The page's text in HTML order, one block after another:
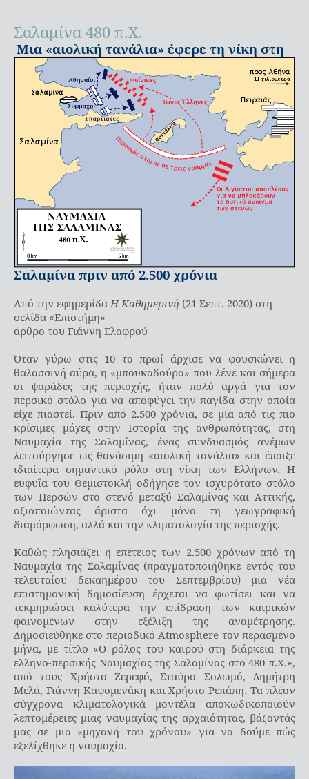
Σαλαμίνα 480 π.Χ.
Μια «αιολική τανάλια» έφερε τη νίκη στη
Σαλαμίνα πριν από 2.500 χρόνια
Από την εφημερίδαΗ Καθημερινή (21 Σεπτ. 2020) στη
σελίδα «Επιστήμη»
άρθρο του Γιάννη Ελαφρού
Όταν γύρω στις 10 το πρωί άρχισε να φουσκώνει η
θαλασσινή αύρα, η «μπουκαδούρα» που λένε και σήμερα
οι ψαράδες της περιοχής, ήταν πολύ αργά για τον
περσικό στόλο για να αποφύγει την παγίδα στην οποία
είχε πιαστεί. Πριν από 2.500 χρόνια, σε μία από τις πιο
κρίσιμες μάχες στην Ιστορία της ανθρωπότητας, στη
Ναυμαχία της Σαλαμίνας, ένας συνδυασμός ανέμων
λειτούργησε ως θανάσιμη «αιολική τανάλια» και έπαιξε
ιδιαίτερα σημαντικό ρόλο στη νίκη των Ελλήνων. Η
ευφυΐα του Θεμιστοκλή οδήγησε τον ισχυρότατο στόλο
των Περσών στο στενό μεταξύ Σαλαμίνας και Αττικής,
αξιοποιώντας άριστα όχι μόνο τη γεωγραφική
διαμόρφωση, αλλά και την κλιματολογία της περιοχής.
Καθώς πλησιάζει η επέτειος των 2.500 χρόνων από τη
Ναυμαχία της Σαλαμίνας (πραγματοποιήθηκε εντός του
τελευταίου δεκαημέρου του Σεπτεμβρίου) μια νέα
επιστημονική δημοσίευση έρχεται να φωτίσει και να
τεκμηριώσει καλύτερα την επίδραση των καιρικών
φαινομένων στην εξέλιξη της αναμέτρησης.
Δημοσιεύθηκε στο περιοδικό Atmosphere τον περασμένο
μήνα, με τίτλο «Ο ρόλος του καιρού στη διάρκεια της
ελληνο-περσικής Ναυμαχίας της Σαλαμίνας στο 480 π.Χ.»,
από τους Χρήστο Ζερεφό, Σταύρο Σολωμό, Δημήτρη
Μελά, Γιάννη Καψομενάκη και Χρήστο Ρεπάπη. Τα πλέον
σύγχρονα κλιματολογικά μοντέλα αποκωδικοποιούν
λεπτομέρειες μιας ναυμαχίας της αρχαιότητας, βάζοντάς
μας σε μια «μηχανή του χρόνου» για να δούμε πώς
εξελίχθηκε η ναυμαχία.